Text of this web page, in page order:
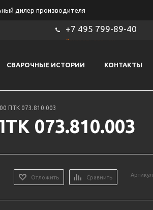
дилер производителя
+7 495 799-89-40
Заказать звонок
СВАРОЧНЫЕ ИСТОРИИ КОНТАКТЫ
ПТК 073.810.003
073.810.003
Отложить Сравнить Артикул